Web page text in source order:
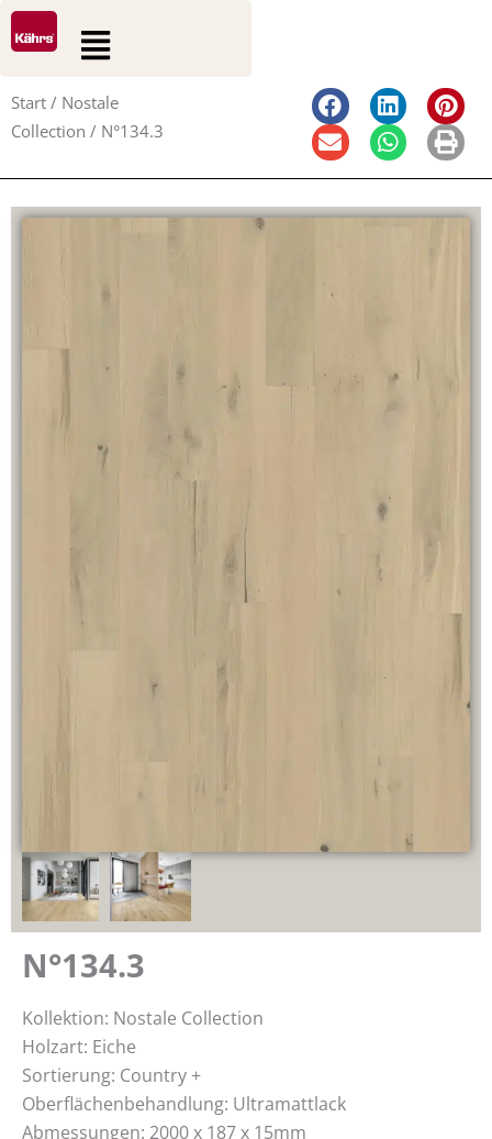
Zum
Inhalt
Suche
Flyout
Menu
Start / Nostale
Collection / N°134.3
N°134.3
Kollektion: Nostale Collection
Holzart: Eiche
Sortierung: Country +
Oberflächenbehandlung: Ultramattlack
Abmessungen: 2000 x 187 x 15mm